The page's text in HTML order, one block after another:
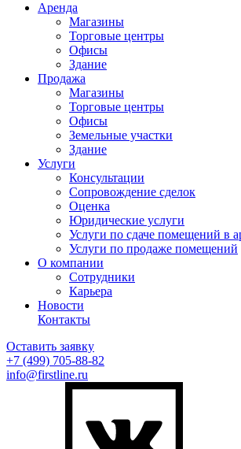
Аренда
Магазины
Торговые центры
Офисы
Здание
Продажа
Магазины
Торговые центры
Офисы
Земельные участки
Здание
Услуги
Консультации
Сопровождение сделок
Оценка
Юридические услуги
Услуги по сдаче помещений в
Услуги по продаже помещений
О компании
Сотрудники
Карьера
Новости
Контакты
Оставить заявку
+7 (499) 705-88-82
info@firstline.ru